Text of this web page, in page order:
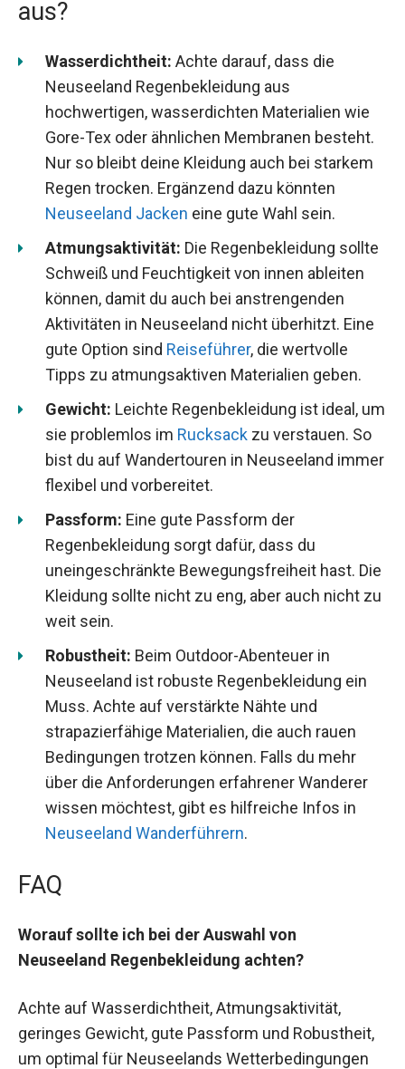
aus?
Wasserdichtheit: Achte darauf, dass die
Neuseeland Regenbekleidung aus
hochwertigen, wasserdichten Materialien wie
Gore-Tex oder ähnlichen Membranen besteht.
Nur so bleibt deine Kleidung auch bei starkem
Regen trocken. Ergänzend dazu könnten
Neuseeland Jacken eine gute Wahl sein.
Atmungsaktivität: Die Regenbekleidung sollte
Schweiß und Feuchtigkeit von innen ableiten
können, damit du auch bei anstrengenden
Aktivitäten in Neuseeland nicht überhitzt. Eine
gute Option sind Reiseführer, die wertvolle
Tipps zu atmungsaktiven Materialien geben.
Gewicht: Leichte Regenbekleidung ist ideal, um
sie problemlos im Rucksack zu verstauen. So
bist du auf Wandertouren in Neuseeland immer
flexibel und vorbereitet.
Passform: Eine gute Passform der
Regenbekleidung sorgt dafür, dass du
uneingeschränkte Bewegungsfreiheit hast. Die
Kleidung sollte nicht zu eng, aber auch nicht zu
weit sein.
Robustheit: Beim Outdoor-Abenteuer in
Neuseeland ist robuste Regenbekleidung ein
Muss. Achte auf verstärkte Nähte und
strapazierfähige Materialien, die auch rauen
Bedingungen trotzen können. Falls du mehr
über die Anforderungen erfahrener Wanderer
wissen möchtest, gibt es hilfreiche Infos in
Neuseeland Wanderführern.
FAQ
Worauf sollte ich bei der Auswahl von
Neuseeland Regenbekleidung achten?
Achte auf Wasserdichtheit, Atmungsaktivität,
geringes Gewicht, gute Passform und Robustheit,
um optimal für Neuseelands Wetterbedingungen